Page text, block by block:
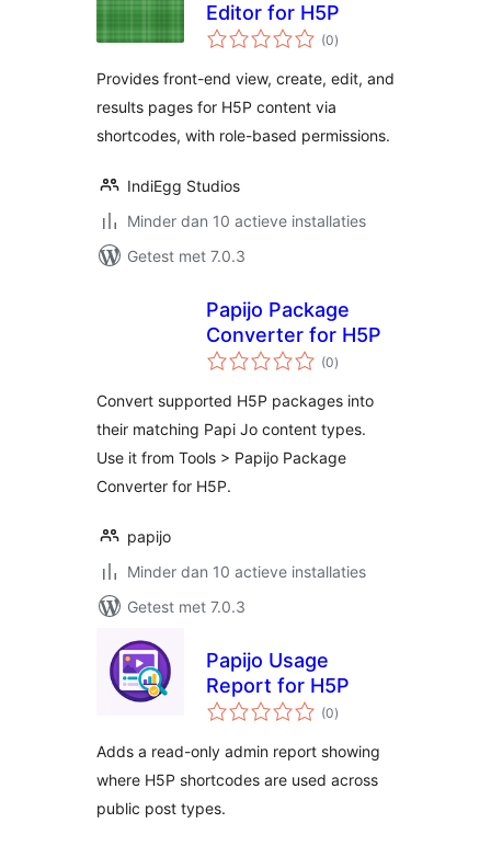
Editor for H5P
(0totaal
waarderingen
)
Provides front-end view, create, edit, and
results pages for H5P content via
shortcodes, with role-based permissions.
IndiEgg Studios
Minder dan 10 actieve installaties
Getest met 7.0.3
Papijo Package
Converter for H5P
(0totaal
waarderingen
)
Convert supported H5P packages into
their matching Papi Jo content types.
Use it from Tools > Papijo Package
Converter for H5P.
papijo
Minder dan 10 actieve installaties
Getest met 7.0.3
Papijo Usage
Report for H5P
(0totaal
waarderingen
)
Adds a read-only admin report showing
where H5P shortcodes are used across
public post types.